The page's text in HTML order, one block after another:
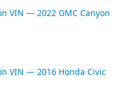
VIN — 2022 GMC Canyon
VIN — 2016 Honda Civic